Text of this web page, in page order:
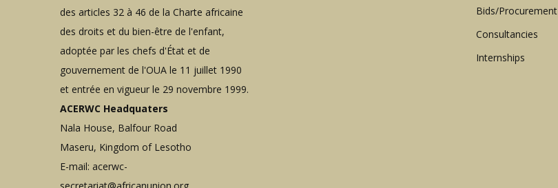
des articles 32 à 46 de la Charte africaine
des droits et du bien-être de l'enfant,
adoptée par les chefs d'État et de
gouvernement de l'OUA le 11 juillet 1990
et entrée en vigueur le 29 novembre 1999.
ACERWC Headquaters
Nala House, Balfour Road
Maseru, Kingdom of Lesotho
E-mail: acerwc-
Bids/Procurement
Consultancies
Internships